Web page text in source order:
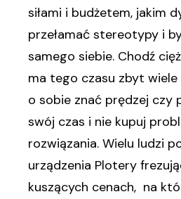
siłami i budżetem, jakim
przełamać stereotypy i
samego siebie. Chodź
ma tego czasu zbyt wiele
o sobie znać prędzej czy
swój czas i nie kupuj
rozwiązania. Wielu ludzi
urządzenia Plotery
kuszących cenach, na